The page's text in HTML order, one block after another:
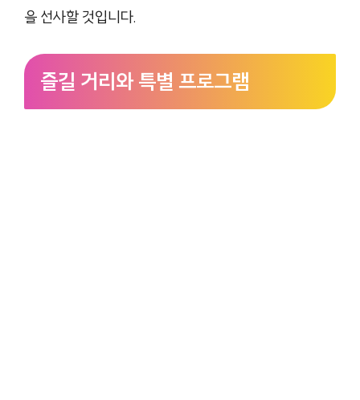
을 선사할 것입니다.
즐길 거리와 특별 프로그램